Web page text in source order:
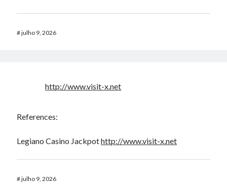
#julho 9, 2026
http://www.visit-x.net
References:
Legiano Casino Jackpothttp://www.visit-x.net
#julho 9, 2026